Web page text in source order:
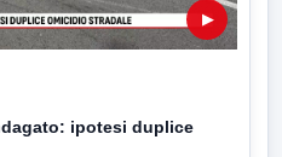
▶
ipotesi duplice